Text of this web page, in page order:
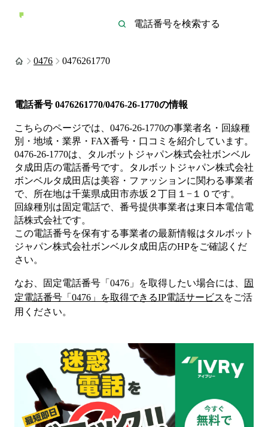
0476 0476261770
電話番号 0476261770/0476-26-1770の情報
こちらのページでは、 0476-26-1770の事業者名・回線種
別・地域・業界・FAX番号・口コミを紹介しています。
0476-26-1770は、
タルボットジャパン株式会社ボンベル
タ成田店の電話番号です。
タルボットジャパン株式会社
ボンベルタ成田店は美容・ファッションに関わる事業者
で、所在地は千葉県成田市赤坂２丁目１−１０ です。
回線種別は固定電話で、番号提供事業者は東日本電信電
話株式会社です。
この電話番号を保有する事業者の最新情報はタルボット
ジャパン株式会社ボンベルタ成田店のHPをご確認くだ
さい。
なお、固定電話番号「 0476 」を取得したい場合には、
固
定電話番号「 0476 」を取得できるIP電話サービス をご活
用ください。